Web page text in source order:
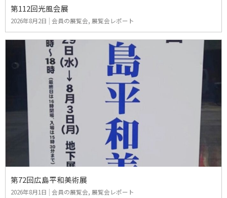
第112回光風会展
2026年8月2日 | 会員の展覧会, 展覧会レポート
第72回広島平和美術展
2026年8月1日 | 会員の展覧会, 展覧会レポート